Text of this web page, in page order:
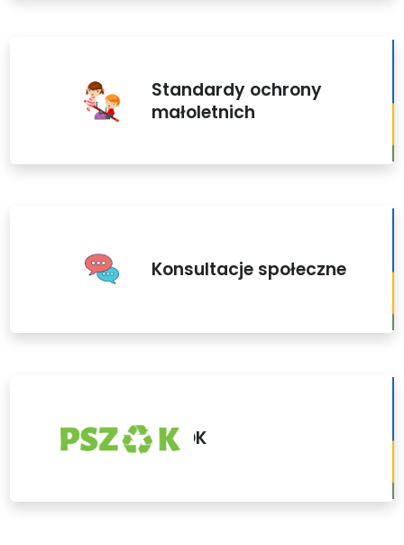
Standardy ochrony
małoletnich
Konsultacje społeczne
PSZOK